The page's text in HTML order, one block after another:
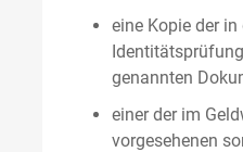
eine Kopie der
genannten
einer der im
vorgesehenen